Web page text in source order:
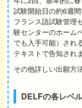
試験開始日の約6週
フランス語試験管理
験センターのホーム
でも入手可能）され
テキストで告知され
その他詳しい出願方
DELFの各レベ